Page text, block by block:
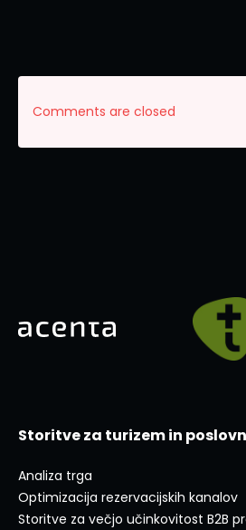
Comments are closed
Storitve za turizem in
Analiza trga
Optimizacija rezervacijskih kanalov
Storitve za večjo učinkovitost B2B